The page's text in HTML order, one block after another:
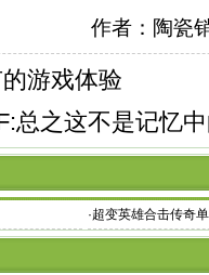
作者：陶瓷
游戏体验
总之这不是记忆
·超变英雄合击传奇